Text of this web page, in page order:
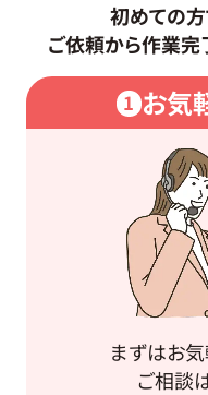
初めての方
ご依頼から作業完
1 お気
まずはお気
ご相談